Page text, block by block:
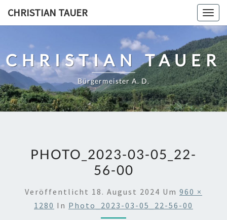
CHRISTIAN TAUER
CHRISTIAN TAUER
Bürgermeister A. D.
PHOTO_2023-03-05_22-
56-00
Veröffentlicht 18. August 2024 Um 960 ×
1280 In Photo_2023-03-05_22-56-00